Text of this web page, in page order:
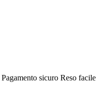
Pagamento sicuro Reso facile